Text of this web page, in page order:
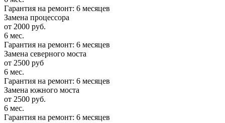
Гарантия на ремонт: 6 месяцев
Замена процессора
от 2000 руб.
6 мес.
Гарантия на ремонт: 6 месяцев
Замена северного моста
от 2500 руб
6 мес.
Гарантия на ремонт: 6 месяцев
Замена южного моста
от 2500 руб.
6 мес.
Гарантия на ремонт: 6 месяцев